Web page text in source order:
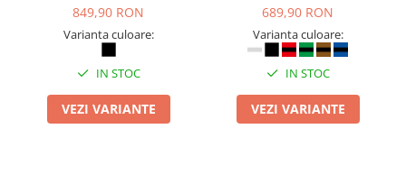
849,90 RON
Varianta culoare:
IN STOC
VEZI VARIANTE
689,90 RON
Varianta culoare:
IN STOC
VEZI VARIANTE